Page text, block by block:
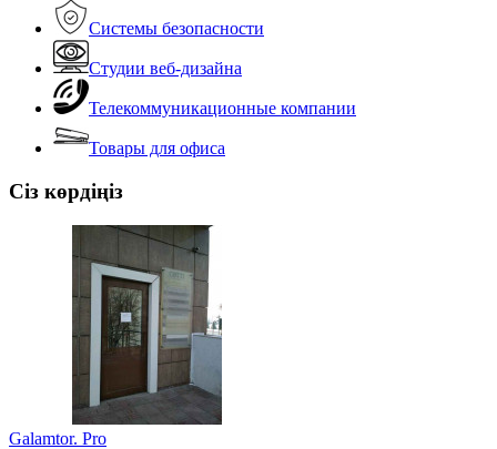
Системы безопасности
Студии веб-дизайна
Телекоммуникационные компании
Товары для офиса
Сіз көрдіңіз
Galamtor. Pro